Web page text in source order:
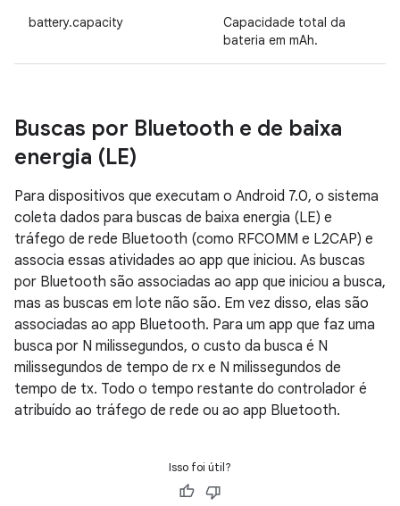
battery.capacity
Capacidade total da
bateria em mAh.
Buscas por Bluetooth e de baixa
energia (LE)
Para dispositivos que executam o Android 7.0, o sistema
coleta dados para buscas de baixa energia (LE) e
tráfego de rede Bluetooth (como RFCOMM e L2CAP) e
associa essas atividades ao app que iniciou. As buscas
por Bluetooth são associadas ao app que iniciou a busca,
mas as buscas em lote não são. Em vez disso, elas são
associadas ao app Bluetooth. Para um app que faz uma
busca por N milissegundos, o custo da busca é N
milissegundos de tempo de rx e N milissegundos de
tempo de tx. Todo o tempo restante do controlador é
atribuído ao tráfego de rede ou ao app Bluetooth.
Isso foi útil?